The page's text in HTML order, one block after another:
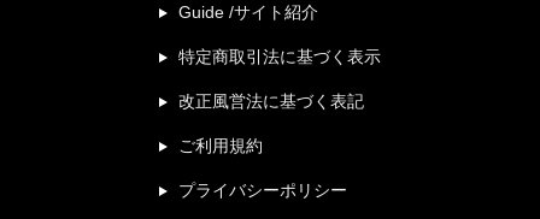
Guide /サイト紹介
特定商取引法に基づく表示
改正風営法に基づく表記
ご利用規約
プライバシーポリシー